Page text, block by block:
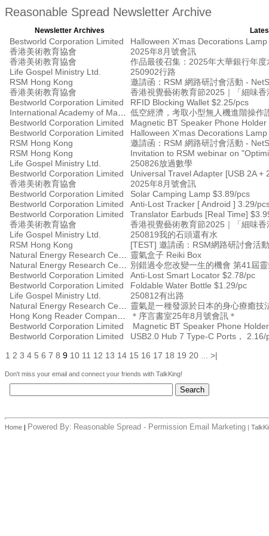
Reasonable Spread Newsletter Archive
Newsletter Archives
Bestworld Corporation Limited Halloween X'mas Decorations
香港美術教育協會
2025年8月號會訊
香港美術教育協會
作品最後召集：2025年大華銀行年
Life Gospel Ministry Ltd.
250902行路
RSM Hong Kong
邀請函：RSM 網路研討會活動 -
香港美術教育協會
香港視覺藝術教育節2025｜「細味
Bestworld Corporation Limited
RFID Blocking Wallet $2.25/pcs
低空經濟，考取小型無人機進階操作
Bestworld Corporation Limited
Magnetic BT Speaker Phone
Bestworld Corporation Limited
Halloween X'mas Decorations
RSM Hong Kong
邀請函：RSM 網路研討會活動 -
RSM Hong Kong
Invitation to RSM webinar on
Life Gospel Ministry Ltd.
250826放過數學
Bestworld Corporation Limited
Universal Travel Adapter [USB 2A +
香港美術教育協會
2025年8月號會訊
Bestworld Corporation Limited
Solar Camping Lamp $3.89/pcs
Bestworld Corporation Limited
Anti-Lost Tracker [ Android ] 3.29/
Bestworld Corporation Limited
Translator Earbuds [Real Time]
香港美術教育協會
香港視覺藝術教育節2025｜「細味
Life Gospel Ministry Ltd.
250819我的石頭還有水
RSM Hong Kong
靈氣盒子 Reiki Box
別錯過令您改變一生的機會 第41屆
Bestworld Corporation Limited
Anti-Lost Smart Locator $2.78/pc
Bestworld Corporation Limited
Foldable Water Bottle $1.29/pc
Life Gospel Ministry Ltd.
250812有出路
靈氣是一種發源於日本的身心療癒技
＊序言書室25年8月號會訊＊
Bestworld Corporation Limited
Magnetic BT Speaker Phone
Bestworld Corporation Limited
USB2.0 Hub 7 Type-C Ports， 2.16/
1 2 3 4 5 6 7 8 9 10 11 12 13 14 15 16 17 18 19 20 >|
Don't miss your email and connect your friends with TalkKing!
Home | Powered By: Reasonable Spread - Permission Email Marketing |